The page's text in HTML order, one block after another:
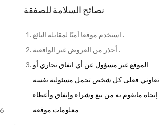
نصائح السلامة للصفقة
استخدم موقعا آمنًا لمقابلة البائع .
أحذر من العروض غير الواقعية .
الموقع غير مسؤول عن أي اتفاق تجاري أو
تعاوني فعلى كل شخص تحمل مسئولية نفسه
إتجاه مايقوم به من بيع وشراء وإتفاق وأعطاء
معلومات موقعه